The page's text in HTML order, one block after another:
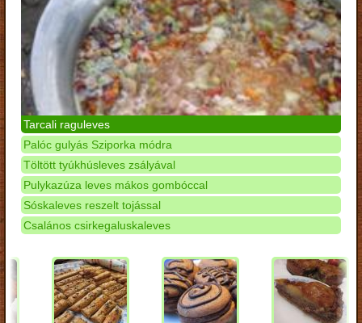
Tarcali raguleves
Palóc gulyás Sziporka módra
Töltött tyúkhúsleves zsályával
Pulykazúza leves mákos gombóccal
Sóskaleves reszelt tojással
Csalános csirkegaluskaleves